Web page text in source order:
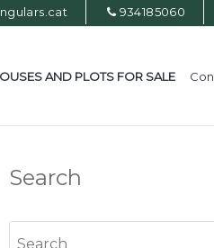
934185060
AND PLOTS FOR SALE
Search